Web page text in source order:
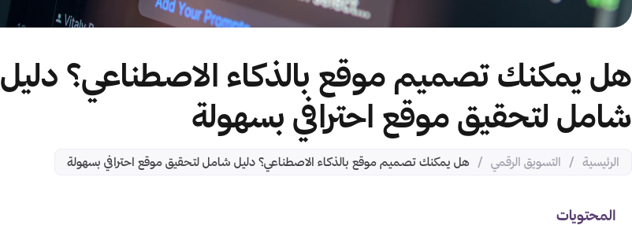
هل يمكنك تصميم موقع بالذكاء الاصطناعي؟ دليل
شامل لتحقيق موقع احترافي بسهولة
الرئيسية / التسويق الرقمي / هل يمكنك تصميم موقع بالذكاء الاصطناعي؟ دليل شامل لتحقيق موقع احترافي بسهولة
المحتويات